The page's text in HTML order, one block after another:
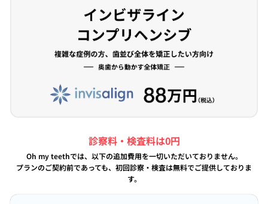
診察料・検査料は0円
Oh my teethでは、以下の追加費用を一切いただいておりません。
プランのご契約前であっても、初回診察・検査は無料でご提供しておりま
す。